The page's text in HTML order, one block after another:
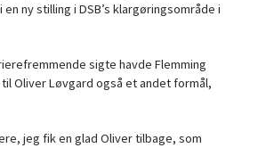
ny stilling i DSB’s klargøringsområde i
sigte havde Flemming
Oliver Løvgard også et andet formål,
jeg fik en glad Oliver tilbage, som